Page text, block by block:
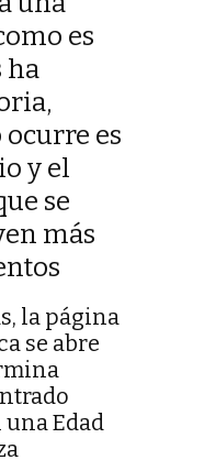
es
ha
ocurre es
y el
se
más
la página
se abre
Edad